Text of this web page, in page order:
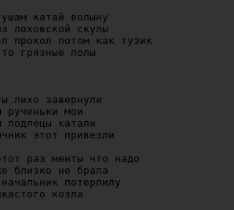
катай волыну
лоховской скулы
прокол потом как тузик
грязные полы
лихо завернули
рученьки мои
подлецы катали
этот привезли
раз менты что надо
близко не брала
потерпилу
козла